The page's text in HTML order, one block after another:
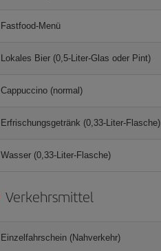
Fastfood-Menü
Lokales Bier (0,5-Liter-Glas oder Pint)
Cappuccino (normal)
Erfrischungsgetränk (0,33-Liter-Flasche)
Wasser (0,33-Liter-Flasche)
Verkehrsmittel
Einzelfahrschein (Nahverkehr)